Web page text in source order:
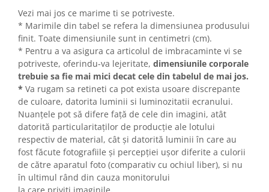
Vezi mai jos ce marime ti se potriveste.
* Marimile din tabel se refera la dimensiunea produsului
finit. Toate dimensiunile sunt in centimetri (cm).
* Pentru a va asigura ca articolul de imbracaminte vi se
potriveste, oferindu-va lejeritate, dimensiunile corporale
trebuie sa fie mai mici decat cele din tabelul de mai jos.
* Va rugam sa retineti ca pot exista usoare discrepante
de culoare, datorita luminii si luminozitatii ecranului.
Nuanțele pot să difere față de cele din imagini, atât
datorită particularitaților de producție ale lotului
respectiv de material, cât și datorită luminii în care au
fost făcute fotografiile și percepției ușor diferite a culorii
de către aparatul foto (comparativ cu ochiul liber), si nu
în ultimul rând din cauza monitorului
la care priviți imaginile.